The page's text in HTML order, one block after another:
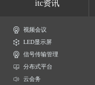
itc资讯
视频会议
LED显示屏
信号传输管理
分布式平台
云会务